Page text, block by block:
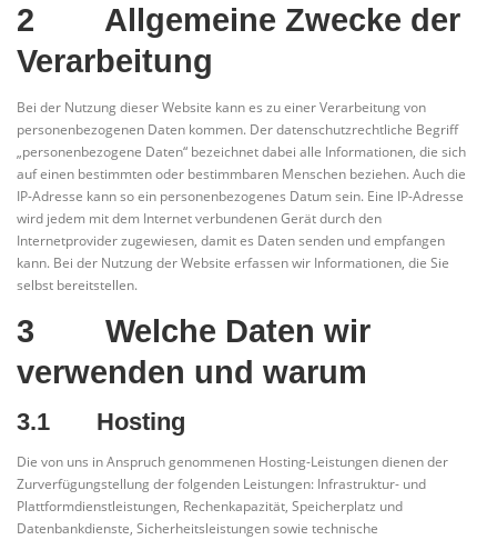
2 Allgemeine Zwecke der
Verarbeitung
Bei der Nutzung dieser Website kann es zu einer Verarbeitung von
personenbezogenen Daten kommen. Der datenschutzrechtliche Begriff
„personenbezogene Daten“ bezeichnet dabei alle Informationen, die sich
auf einen bestimmten oder bestimmbaren Menschen beziehen. Auch die
IP-Adresse kann so ein personenbezogenes Datum sein. Eine IP-Adresse
wird jedem mit dem Internet verbundenen Gerät durch den
Internetprovider zugewiesen, damit es Daten senden und empfangen
kann. Bei der Nutzung der Website erfassen wir Informationen, die Sie
selbst bereitstellen.
3 Welche Daten wir
verwenden und warum
3.1 Hosting
Die von uns in Anspruch genommenen Hosting-Leistungen dienen der
Zurverfügungstellung der folgenden Leistungen: Infrastruktur- und
Plattformdienstleistungen, Rechenkapazität, Speicherplatz und
Datenbankdienste, Sicherheitsleistungen sowie technische